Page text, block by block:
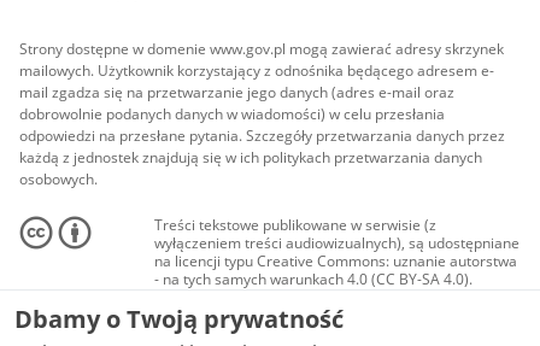
Strony dostępne w domenie www.gov.pl mogą zawierać adresy skrzynek
mailowych. Użytkownik korzystający z odnośnika będącego adresem e-
mail zgadza się na przetwarzanie jego danych (adres e-mail oraz
dobrowolnie podanych danych w wiadomości) w celu przesłania
odpowiedzi na przesłane pytania. Szczegóły przetwarzania danych przez
każdą z jednostek znajdują się w ich politykach przetwarzania danych
osobowych.
Treści tekstowe publikowane w serwisie (z
wyłączeniem treści audiowizualnych), są udostępniane
na licencji typu Creative Commons: uznanie autorstwa
- na tych samych warunkach 4.0 (CC BY-SA 4.0).
Materiały audiowizualne, w tym zdjęcia, materiały
audio i wideo, są udostępniane na licencji typu
Creative Commons: uznanie autorstwa użycie
Dbamy o Twoją prywatność